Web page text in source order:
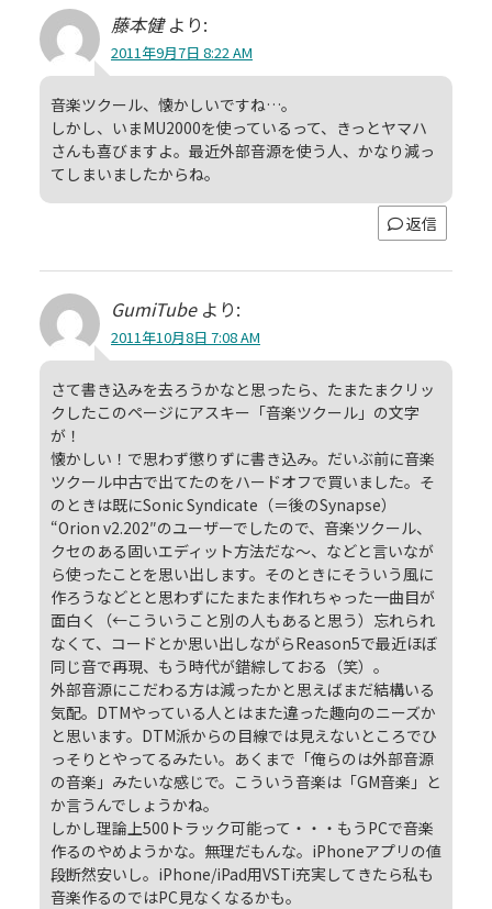
藤本健 より:
2011年9月7日 8:22 AM
音楽ツクール、懐かしいですね…。
しかし、いまMU2000を使っているって、きっとヤマハ
さんも喜びますよ。最近外部音源を使う人、かなり減っ
てしまいましたからね。
返信
GumiTube より:
2011年10月8日 7:08 AM
さて書き込みを去ろうかなと思ったら、たまたまクリッ
クしたこのページにアスキー「音楽ツクール」の文字
が！
懐かしい！で思わず懲りずに書き込み。だいぶ前に音楽
ツクール中古で出てたのをハードオフで買いました。そ
のときは既にSonic Syndicate（＝後のSynapse）
“Orion v2.202″のユーザーでしたので、音楽ツクール、
クセのある固いエディット方法だな～、などと言いなが
ら使ったことを思い出します。そのときにそういう風に
作ろうなどとと思わずにたまたま作れちゃった一曲目が
面白く（←こういうこと別の人もあると思う）忘れられ
なくて、コードとか思い出しながらReason5で最近ほぼ
同じ音で再現、もう時代が錯綜しておる（笑）。
外部音源にこだわる方は減ったかと思えばまだ結構いる
気配。DTMやっている人とはまた違った趣向のニーズか
と思います。DTM派からの目線では見えないところでひ
っそりとやってるみたい。あくまで「俺らのは外部音源
の音楽」みたいな感じで。こういう音楽は「GM音楽」と
か言うんでしょうかね。
しかし理論上500トラック可能って・・・もうPCで音楽
作るのやめようかな。無理だもんな。iPhoneアプリの値
段断然安いし。iPhone/iPad用VSTi充実してきたら私も
音楽作るのではPC見なくなるかも。